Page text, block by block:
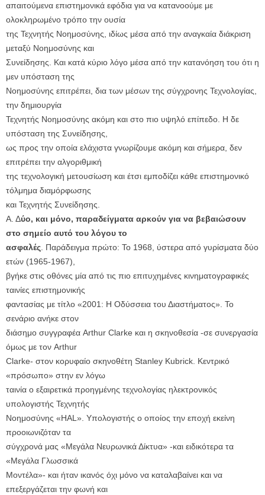
απαιτούμενα επιστημονικά εφόδια για να κατανοούμε με
ολοκληρωμένο τρόπο την ουσία
της Τεχνητής Νοημοσύνης, ιδίως μέσα από την αναγκαία διάκριση
μεταξύ Νοημοσύνης και
Συνείδησης. Και κατά κύριο λόγο μέσα από την κατανόηση του ότι η
μεν υπόσταση της
Νοημοσύνης επιτρέπει, δια των μέσων της σύγχρονης Τεχνολογίας,
την δημιουργία
Τεχνητής Νοημοσύνης ακόμη και στο πιο υψηλό επίπεδο. Η δε
υπόσταση της Συνείδησης,
ως προς την οποία ελάχιστα γνωρίζουμε ακόμη και σήμερα, δεν
επιτρέπει την αλγοριθμική
της τεχνολογική μετουσίωση και έτσι εμποδίζει κάθε επιστημονικό
τόλμημα διαμόρφωσης
και Τεχνητής Συνείδησης.
Α. Δύο, και μόνο, παραδείγματα αρκούν για να βεβαιώσουν
στο σημείο αυτό του λόγου το
ασφαλές. Παράδειγμα πρώτο: Το 1968, ύστερα από γυρίσματα δύο
ετών (1965-1967),
βγήκε στις οθόνες μία από τις πιο επιτυχημένες κινηματογραφικές
ταινίες επιστημονικής
φαντασίας με τίτλο «2001: Η Οδύσσεια του Διαστήματος». Το
σενάριο ανήκε στον
διάσημο συγγραφέα Arthur Clarke και η σκηνοθεσία -σε συνεργασία
όμως με τον Arthur
Clarke- στον κορυφαίο σκηνοθέτη Stanley Kubrick. Κεντρικό
«πρόσωπο» στην εν λόγω
ταινία ο εξαιρετικά προηγμένης τεχνολογίας ηλεκτρονικός
υπολογιστής Τεχνητής
Νοημοσύνης «HAL». Υπολογιστής ο οποίος την εποχή εκείνη
προοιωνιζόταν τα
σύγχρονά μας «Μεγάλα Νευρωνικά Δίκτυα» -και ειδικότερα τα
«Μεγάλα Γλωσσικά
Μοντέλα»- και ήταν ικανός όχι μόνο να καταλαβαίνει και να
επεξεργάζεται την φωνή και